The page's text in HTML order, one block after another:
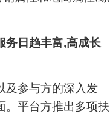
务日趋丰富,高成长
参与方的深入发
。平台方推出多项扶